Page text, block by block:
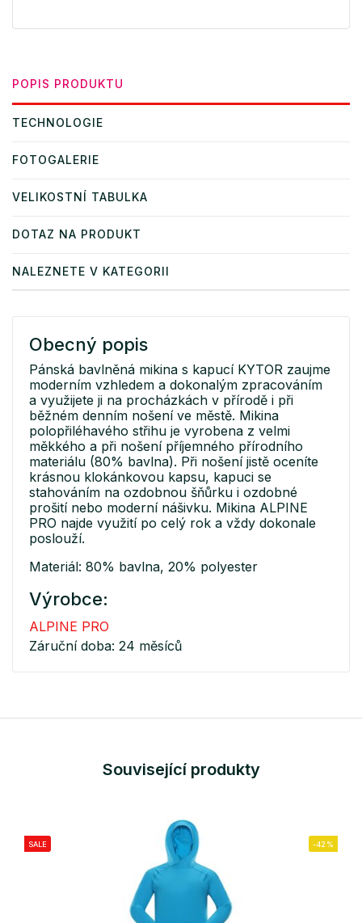
POPIS PRODUKTU
TECHNOLOGIE
FOTOGALERIE
VELIKOSTNÍ TABULKA
DOTAZ NA PRODUKT
NALEZNETE V KATEGORII
Obecný popis
Pánská bavlněná mikina s kapucí KYTOR zaujme
moderním vzhledem a dokonalým zpracováním
a využijete ji na procházkách v přírodě i při
běžném denním nošení ve městě. Mikina
polopřiléhavého střihu je vyrobena z velmi
měkkého a při nošení příjemného přírodního
materiálu (80% bavlna). Při nošení jistě oceníte
krásnou klokánkovou kapsu, kapuci se
stahováním na ozdobnou šňůrku i ozdobné
prošití nebo moderní nášivku. Mikina ALPINE
PRO najde využití po celý rok a vždy dokonale
poslouží.
Materiál: 80% bavlna, 20% polyester
Výrobce:
ALPINE PRO
Záruční doba: 24 měsíců
Související produkty
SALE -42%